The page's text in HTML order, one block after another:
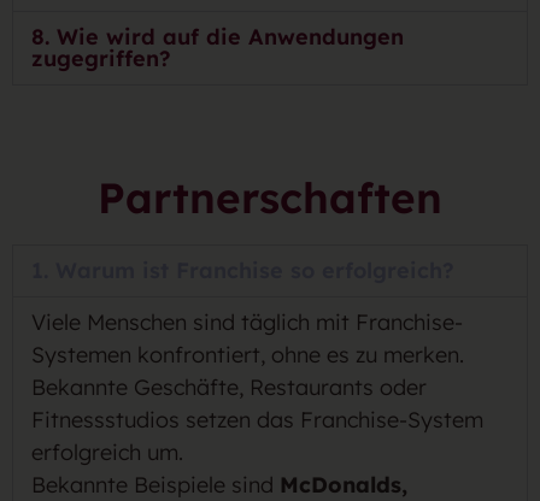
8. Wie wird auf die Anwendungen
zugegriffen?
Partnerschaften
Viele Menschen sind täglich mit Franchise-
Systemen konfrontiert, ohne es zu merken.
Bekannte Geschäfte, Restaurants oder
Fitnessstudios setzen das Franchise-System
erfolgreich um.
Bekannte Beispiele sind McDonalds,